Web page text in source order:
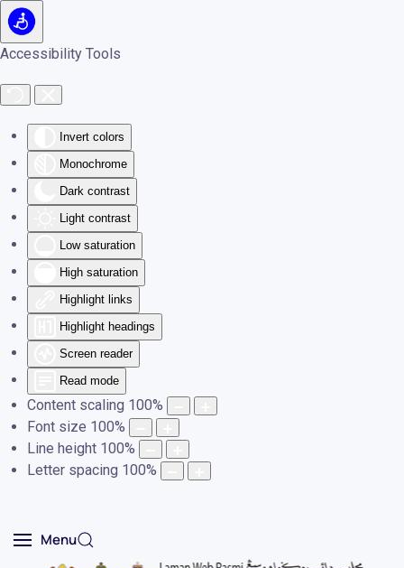
Accessibility Tools
Invert colors
Monochrome
Dark contrast
Light contrast
Low saturation
High saturation
Highlight links
Highlight headings
Screen reader
Read mode
Content scaling 100%
Font size 100%
Line height 100%
Letter spacing 100%
Skip to main content
Menu